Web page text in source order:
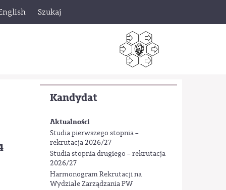
Szukaj
Kandydat
Aktualności
Studia pierwszego stopnia –
rekrutacja 2026/27
Studia stopnia drugiego – rekrutacja
2026/27
Harmonogram Rekrutacji na
Wydziale Zarządzania PW